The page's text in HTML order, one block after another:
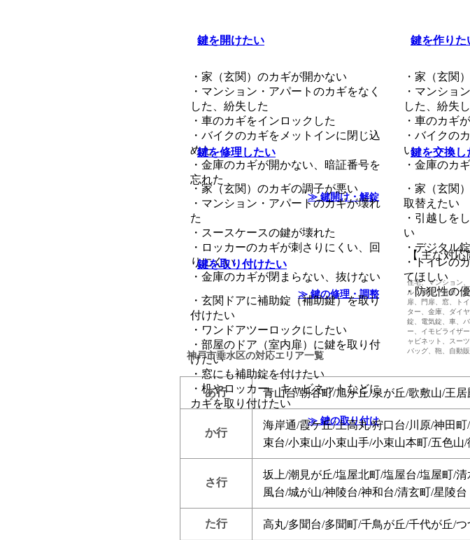
鍵を開けたい
・家（玄関）のカギが開かない
・マンション・アパートのカギをなく
した、紛失した
・車のカギをインロックした
・バイクのカギをメットインに閉じ込
めた
・金庫のカギが開かない、暗証番号を
忘れた
≫ 鍵開け・解錠
鍵を作りた
・家（玄関
・マンショ
した、紛失
・車のカギ
・バイクの
い
・金庫のカ
鍵を修理したい
・家（玄関）のカギの調子が悪い
・マンション・アパートのカギが壊れ
た
・スースケースの鍵が壊れた
・ロッカーのカギが刺さりにくい、回
りにくい
・金庫のカギが閉まらない、抜けない
≫ 鍵の修理・調整
鍵を交換し
・家（玄関
取替えたい
・引越しを
い
・デジタル
・トイレの
てほしい
・防犯性の
鍵を取り付けたい
・玄関ドアに補助錠（補助鍵）を取り
付けたい
・ワンドアツーロックにしたい
・部屋のドア（室内扉）に鍵を取り付
けたい
・窓にも補助錠を付けたい
・机やロッカー、キャビネットなどに
カギを取り付けたい
≫ 鍵の取り付け
【 主な対
住宅、マンション
ル、物置、倉庫、
扉、門扉、窓、ト
ター、金庫、ダイ
錠、電気錠、車、
ー、イモビライザ
ャビネット、スー
バッグ、鞄、自動
神戸市垂水区の対応エリア一覧
あ行 青山台/朝谷町/旭が丘/泉が丘/歌敷山/王居
か行
海岸通/霞ケ丘/上高丸/狩口台/川原/神田
束台/小束山/小束山手/小束山本町/五色山
さ行
坂上/潮見が丘/塩屋北町/塩屋台/塩屋町/
風台/城が山/神陵台/神和台/清玄町/星陵台
た行 高丸/多聞台/多聞町/千鳥が丘/千代が丘/